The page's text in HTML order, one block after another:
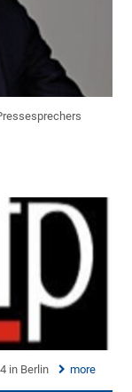
in Berlin more